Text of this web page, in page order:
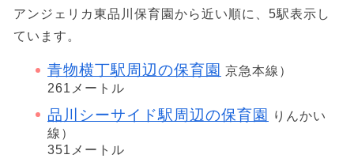
アンジェリカ東品川保育園から近い順に、5駅表示し
ています。
青物横丁駅周辺の保育園 京急本線）
261メートル
品川シーサイド駅周辺の保育園
りんかい
線）
351メートル